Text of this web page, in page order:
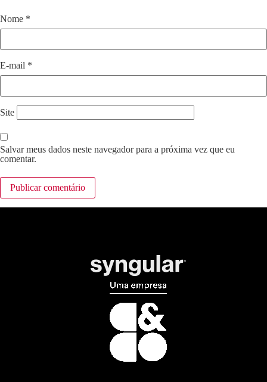
Nome *
E-mail *
Site
Salvar meus dados neste navegador para a próxima vez que eu
comentar.